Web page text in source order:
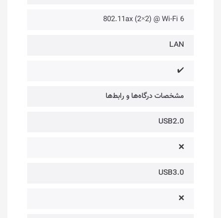
802.11ax (2×2) @ Wi-Fi 6
LAN
✔️
مشخصات درگاه‌ها و رابط‌ها
USB2.0
❌
USB3.0
❌